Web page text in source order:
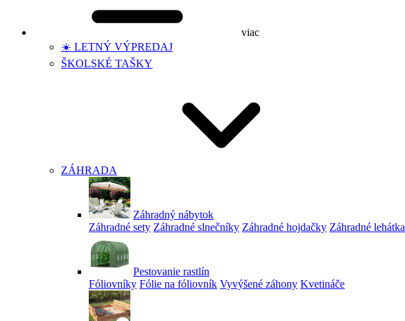
viac
☀️ LETNÝ VÝPREDAJ
ŠKOLSKÉ TAŠKY
ZÁHRADA
Záhradný nábytok
Záhradné sety Záhradné slnečníky Záhradné hojdačky Záhradné lehátka
Pestovanie rastlín
Fóliovníky Fólie na fóliovník Vyvýšené záhony Kvetináče